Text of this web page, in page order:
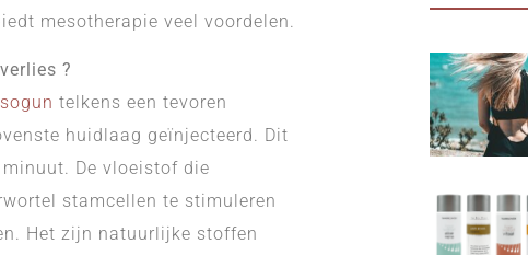
mesotherapie veel voordelen.
?
telkens een tevoren
huidlaag geïnjecteerd. Dit
De vloeistof die
stamcellen te stimuleren
Het zijn natuurlijke stoffen